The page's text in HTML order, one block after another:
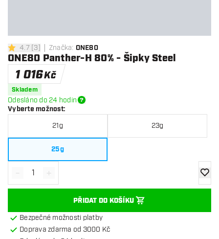
4.7 hodnoticí hvězdičky
4.7 [3] Značka: ONE80
ONE80 Panther-H 80% - Šipky Steel
1 016Kč
Skladem
Odesláno do 24 hodin
Vyberte možnost:
21g 23g
25g
Snížit množství
- Zvýšit množství
+
PŘIDAT DO KOŠÍKU
Bezpečné možnosti platby
Doprava zdarma od 3000 Kč